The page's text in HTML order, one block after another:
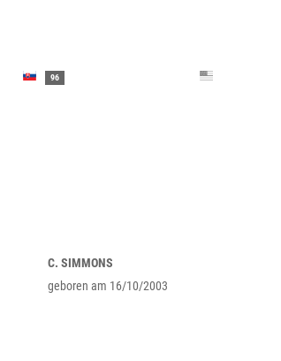
96
C. SIMMONS
geboren am 16/10/2003